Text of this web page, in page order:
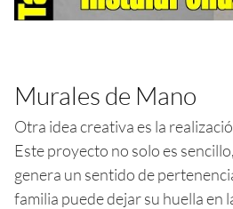
Murales de Mano
Otra idea creativa es la
Este proyecto no solo es
genera un sentido de
familia puede dejar su huella en